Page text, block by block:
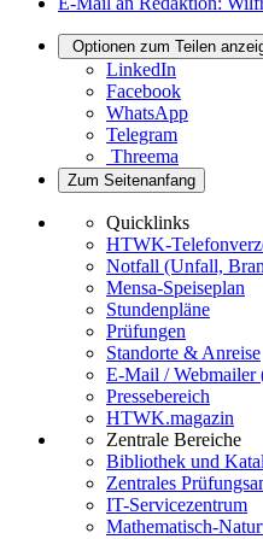
Optionen zum Teilen
LinkedIn
Facebook
WhatsApp
Telegram
Threema
Zum Seitenanfang
Quicklinks
HTWK-
Notfall (Unfall,
Mensa-Speiseplan
Stundenpläne
Prüfungen
Standorte & Anreise
E-Mail / Webmailer
Pressebereich
HTWK.magazin
Zentrale Bereiche
Bibliothek und
Zentrales
IT-Servicezentrum
Mathematisch-